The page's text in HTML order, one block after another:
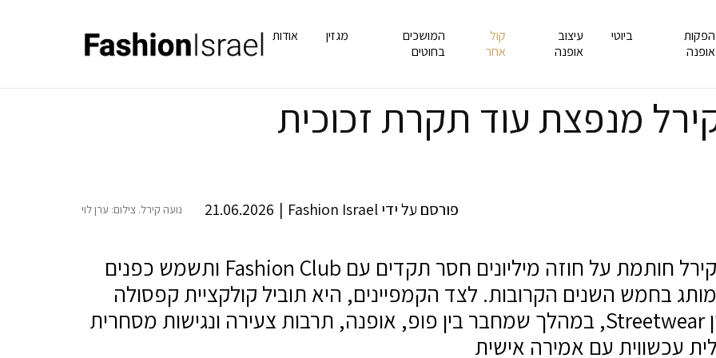
הפקות
אופנה
ביוטי
עיצוב
אופנה
קול
אחר
המושכים
בחוטים
מגזין אודות
מנפצת עוד תקרת זכוכית
פורסם על ידיFashion Israel
|
21.06.2026 נועה קירל. צילום: ערן לוי
נועה קירל חותמת על חוזה מיליונים חסר תקדים עם Fashion Club ותשמש כפנים
בחמש השנים הקרובות. לצד הקמפיינים, היא תוביל קולקציית קפסולה
בסגנון Streetwear, במהלך שמחבר בין פופ, אופנה, תרבות צעירה ונגישות מסחרית
עכשווית עם אמירה אישית